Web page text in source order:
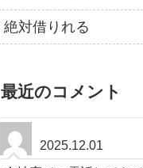
絶対借りれる
最近のコメント
2025.12.01